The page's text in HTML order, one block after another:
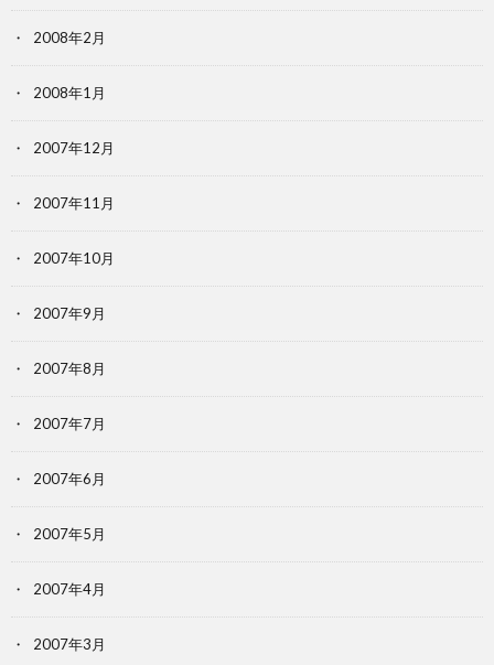
2008年2月
2008年1月
2007年12月
2007年11月
2007年10月
2007年9月
2007年8月
2007年7月
2007年6月
2007年5月
2007年4月
2007年3月